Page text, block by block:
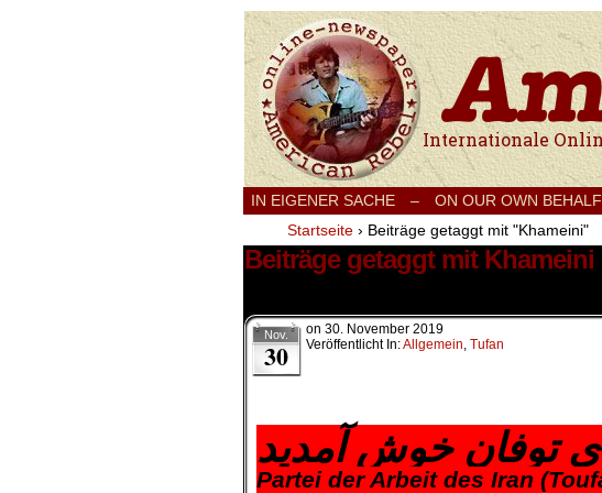
Internationale
IN EIGENER SACHE – ON OUR OWN
Startseite › Beiträge getaggt mit "Khameini"
Beiträge getaggt mit Khameini
Nov.
30
on 30. November 2019
Veröffentlicht In:Allgemein, Tufan
توفان خوش آمدید
Partei der Arbeit des Iran